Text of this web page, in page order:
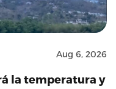
Aug 6, 2026
la temperatura y